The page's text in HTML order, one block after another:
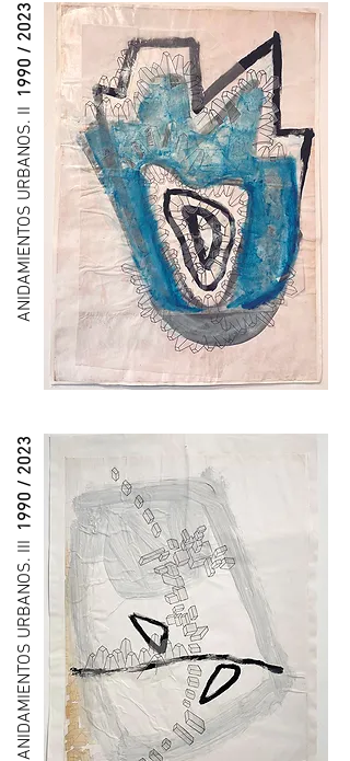
ANIDAMIENTOS URBANOS. II
1990 / 2023
ANIDAMIENTOS URBANOS. III
1990 / 2023